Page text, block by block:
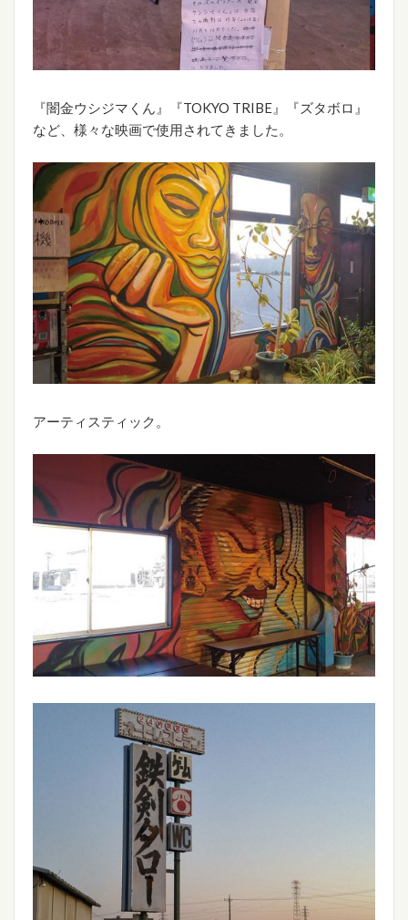
『闇金ウシジマくん』『TOKYO TRIBE』『ズタボロ』
など、様々な映画で使用されてきました。
アーティスティック。